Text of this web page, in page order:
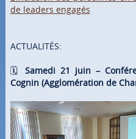
de leaders engagés
ACTUALITÉS:
🗓 Samedi 21 juin –
Cognin (Agglomération de